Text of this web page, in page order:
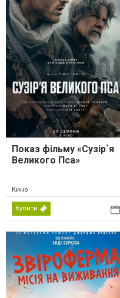
Показ фільму «Сузір`я
Великого Пса»
Кино
Купити